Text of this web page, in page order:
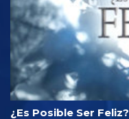
¿Es Posible Ser Feliz?